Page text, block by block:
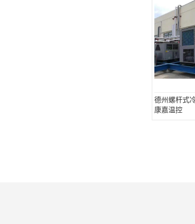
德州螺杆式
康嘉温控